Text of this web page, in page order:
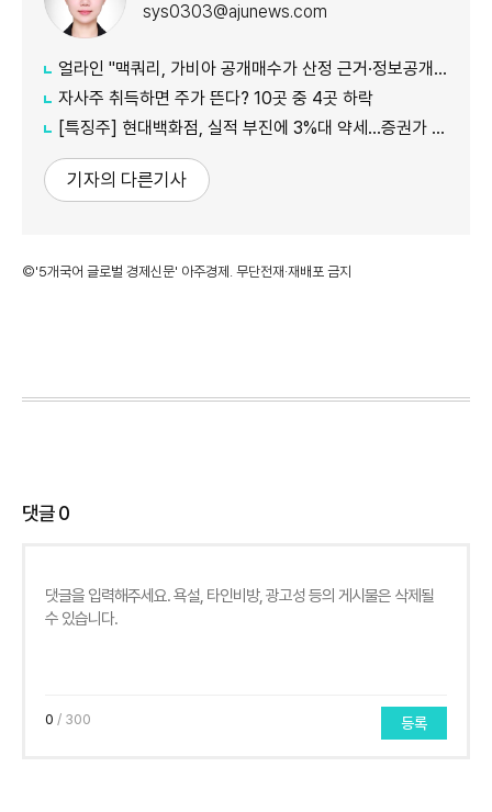
sys0303@ajunews.com
얼라인 "맥쿼리, 가비아 공개매수가 산정 근거·정보공개 더 밝혀야"
자사주 취득하면 주가 뜬다? 10곳 중 4곳 하락
[특징주] 현대백화점, 실적 부진에 3%대 약세…증권가 목표가 줄하향
기자의 다른기사
©'5개국어 글로벌 경제신문' 아주경제. 무단전재·재배포 금지
댓글0
0 / 300 등록